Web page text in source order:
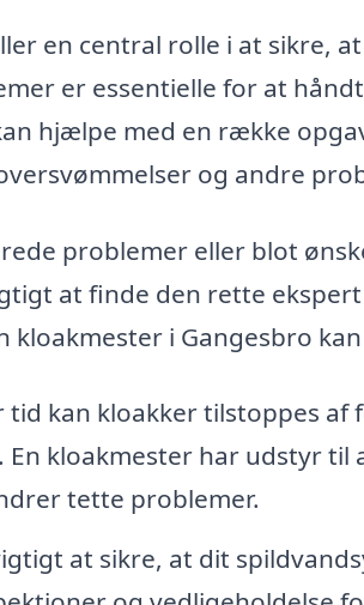
en central rolle i at sikre,
er essentielle for at
hjælpe med en række
og andre
problemer eller blot
at finde den rette
kloakmester i Gangesbro
tid kan kloakker tilstoppes af
kloakmester har udstyr til
tette problemer.
at sikre, at dit